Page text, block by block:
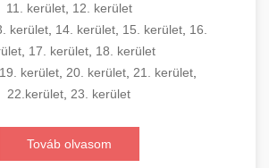
11. kerület, 12. kerület
kerület, 14. kerület, 15. kerület, 16.
, 17. kerület, 18. kerület
19. kerület, 20. kerület, 21. kerület,
22.kerület, 23. kerület
Továb olvasom